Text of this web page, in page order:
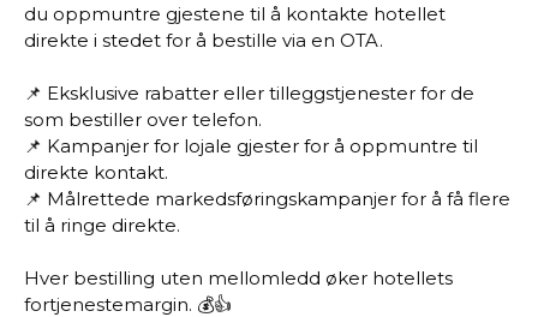
du oppmuntre gjestene til å kontakte hotellet
direkte i stedet for å bestille via en OTA.
📌 Eksklusive rabatter eller tilleggstjenester for de
som bestiller over telefon.
📌 Kampanjer for lojale gjester for å oppmuntre til
direkte kontakt.
📌 Målrettede markedsføringskampanjer for å få flere
til å ringe direkte.
Hver bestilling uten mellomledd øker hotellets
fortjenestemargin. 💰👍